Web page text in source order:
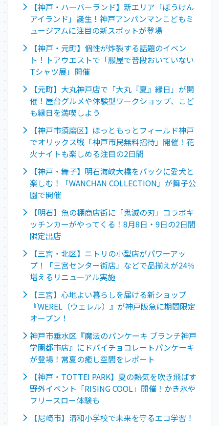
【神戸・ハーバーランド】新エリア「ぼうけん
アイランド」誕生！神戸アンパンマンこどもミ
ュージアムに注目の新スポットが登場
【神戸・元町】個性が炸裂する話題のイベン
ト！トアウエストで「服屋で普段おいていない
Tシャツ展」開催
【元町】大丸神戸店で「大丸『夏』縁日」が開
催！屋台グルメや体験型ワークショップ、こど
も縁日を満喫しよう
【神戸市須磨区】ほっともっとフィールド神戸
でオリックス戦「神戸市民無料招待」開催！花
火ナイトも楽しめる注目の2日間
【神戸・舞子】明石海峡大橋をバックに愛犬と
楽しむ！「WANCHAN COLLECTION」が舞子公
園で開催
【明石】魚の棚商店街に「鬼滅の刃」コラボキ
ッチンカーがやってくる！8月8日・9日の2日間
限定出店
【三宮・北区】ニトリの小型店がパワーアッ
プ！「三宮センター街店」などで品揃えが24％
増えるリニューアル実施
【三宮】心地よい暮らしを届ける新ショップ
『WEREL（ウェレル）』が神戸阪急に期間限定
オープン！
神戸市垂水区『魔法のパンケーキ ブランチ神戸
学園都市店』にドバイチョコレートパンケーキ
が登場！常夏の癒し空間をレポート
【神戸・TOTTEI PARK】夏の熱気を吹き飛ばす
野外イベント「RISING COOL」開催！かき氷や
フリースロー体験も
【尼崎市】清和小学校で未来を守るエコ学習！